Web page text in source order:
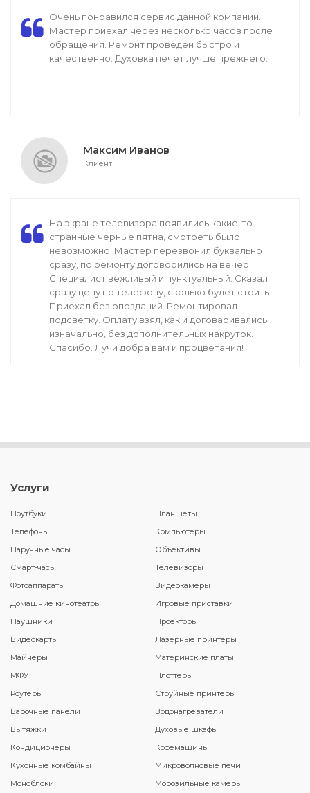
Очень понравился сервис данной компании.
Мастер приехал через несколько часов после
обращения. Ремонт проведен быстро и
качественно. Духовка печет лучше прежнего.
Максим Иванов
Клиент
На экране телевизора появились какие-то
странные черные пятна, смотреть было
невозможно. Мастер перезвонил буквально
сразу, по ремонту договорились на вечер.
Специалист вежливый и пунктуальный. Сказал
сразу цену по телефону, сколько будет стоить.
Приехал без опозданий. Ремонтировал
подсветку. Оплату взял, как и договаривались
изначально, без дополнительных накруток.
Спасибо. Лучи добра вам и процветания!
Услуги
Ноутбуки
Планшеты
Телефоны
Компьютеры
Наручные часы
Объективы
Смарт-часы
Телевизоры
Фотоаппараты
Видеокамеры
Домашние кинотеатры
Игровые приставки
Наушники
Проекторы
Видеокарты
Лазерные принтеры
Майнеры
Материнские платы
МФУ
Плоттеры
Роутеры
Струйные принтеры
Варочные панели
Водонагреватели
Вытяжки
Духовые шкафы
Кондиционеры
Кофемашины
Кухонные комбайны
Микроволновые печи
Моноблоки
Морозильные камеры